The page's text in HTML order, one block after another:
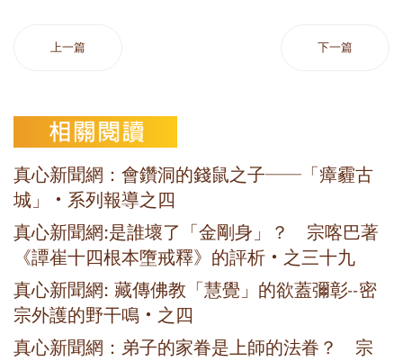
上一篇 下一篇
真心新聞網：會鑽洞的錢鼠之子──「瘴霾古
城」‧系列報導之四
真心新聞網:是誰壞了「金剛身」？ 宗喀巴著
《譚崔十四根本墮戒釋》的評析‧之三十九
真心新聞網: 藏傳佛教「慧覺」的欲蓋彌彰--密
宗外護的野干鳴‧之四
真心新聞網：弟子的家眷是上師的法眷？ 宗